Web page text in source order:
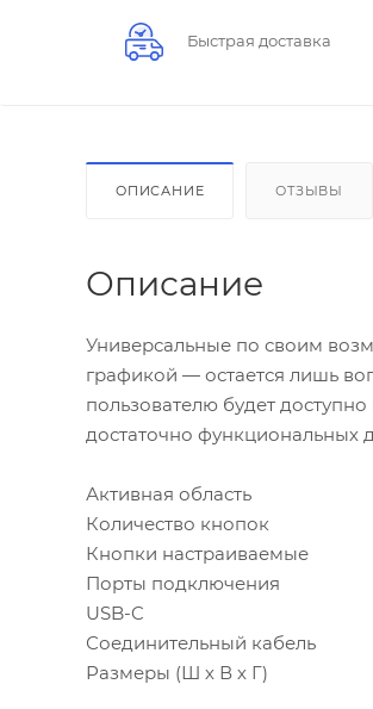
Быстрая доставка
ОПИСАНИЕ ОТЗЫВЫ
Описание
Универсальные по своим
графикой — остается лишь
пользователю будет
достаточно функциональных
Активная область
Количество кнопок
Кнопки настраиваемые
Порты подключения
USB-C
Соединительный кабель
Размеры (Ш х В х Г)